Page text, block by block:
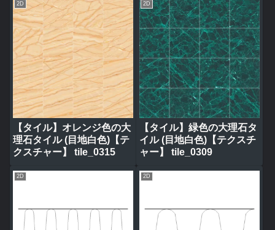
2D
【タイル】オレンジ色の大
理石タイル (目地白色)【テ
クスチャー】 tile_0315
2D
【タイル】緑色の大理石タ
イル (目地白色)【テクスチ
ャー】 tile_0309
2D 2D